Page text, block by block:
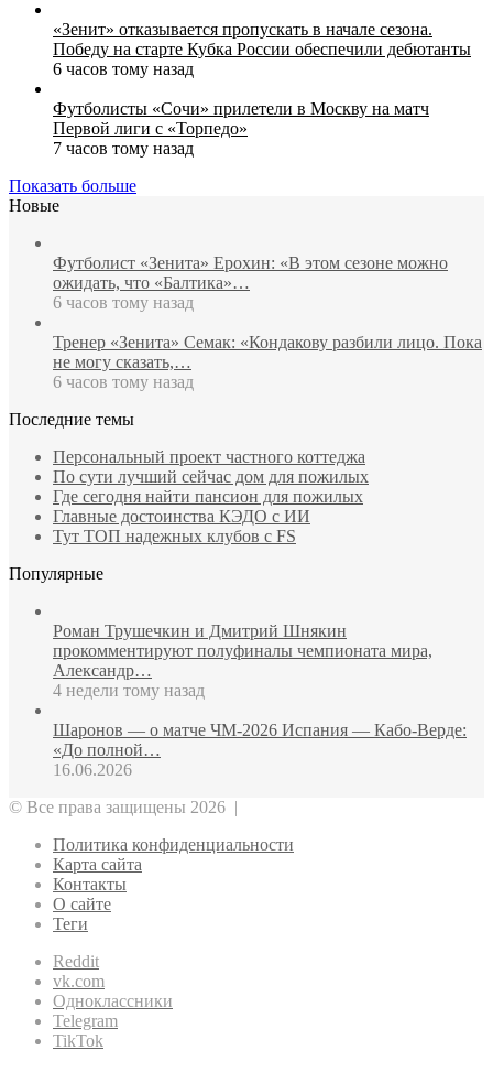
«Зенит» отказывается пропускать в начале сезона.
Победу на старте Кубка России обеспечили дебютанты
6 часов тому назад
Футболисты «Сочи» прилетели в Москву на матч
Первой лиги с «Торпедо»
7 часов тому назад
Показать больше
Новые
Футболист «Зенита» Ерохин: «В этом сезоне можно
ожидать, что «Балтика»…
6 часов тому назад
Тренер «Зенита» Семак: «Кондакову разбили лицо. Пока
не могу сказать,…
6 часов тому назад
Последние темы
Персональный проект частного коттеджа
По сути лучший сейчас дом для пожилых
Где сегодня найти пансион для пожилых
Главные достоинства КЭДО с ИИ
Тут ТОП надежных клубов с FS
Популярные
Роман Трушечкин и Дмитрий Шнякин
прокомментируют полуфиналы чемпионата мира,
Александр…
4 недели тому назад
Шаронов — о матче ЧМ‑2026 Испания — Кабо‑Верде:
«До полной…
16.06.2026
© Все права защищены 2026 |
Политика конфиденциальности
Карта сайта
Контакты
О сайте
Теги
Reddit
vk.com
Одноклассники
Telegram
TikTok